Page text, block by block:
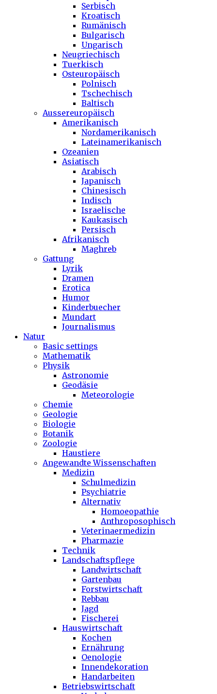
Serbisch
Kroatisch
Rumänisch
Bulgarisch
Ungarisch
Neugriechisch
Tuerkisch
Osteuropäisch
Polnisch
Tschechisch
Baltisch
Aussereuropäisch
Amerikanisch
Nordamerikanisch
Lateinamerikanisch
Ozeanien
Asiatisch
Arabisch
Japanisch
Chinesisch
Indisch
Israelische
Kaukasisch
Persisch
Afrikanisch
Maghreb
Gattung
Lyrik
Dramen
Erotica
Humor
Kinderbuecher
Mundart
Journalismus
Natur
Basic settings
Mathematik
Physik
Astronomie
Geodäsie
Meteorologie
Chemie
Geologie
Biologie
Botanik
Zoologie
Haustiere
Angewandte Wissenschaften
Medizin
Schulmedizin
Psychiatrie
Alternativ
Homoeopathie
Anthroposophisch
Veterinaermedizin
Pharmazie
Technik
Landschaftspflege
Landwirtschaft
Gartenbau
Forstwirtschaft
Rebbau
Jagd
Fischerei
Hauswirtschaft
Kochen
Ernährung
Oenologie
Innendekoration
Handarbeiten
Betriebswirtschaft